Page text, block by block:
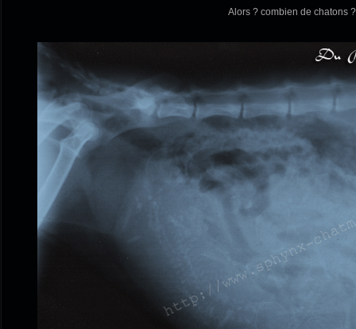
Alors ? combien de chatons ?